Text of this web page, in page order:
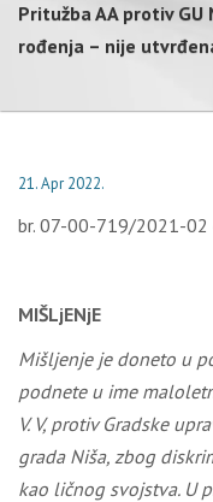
Pritužba AA protiv
rođenja – nije
21. Apr 2022.
br. 07-00-719/2021-02
MIŠLjENjE
Mišljenje je doneto u
podnete u ime
V. V, protiv Gradske
grada Niša, zbog
kao ličnog svojstva. U